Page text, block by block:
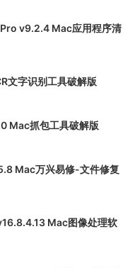
v9.2.4 Mac应用程序清
文字识别工具破解版
Mac抓包工具破解版
Mac万兴易修-文件修复
Mac图像处理软